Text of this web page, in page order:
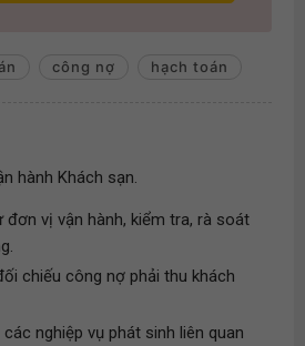
công nợ hạch toán
hành Khách sạn.
đơn vị vận hành, kiểm tra, rà soát
chiếu công nợ phải thu khách
nghiệp vụ phát sinh liên quan